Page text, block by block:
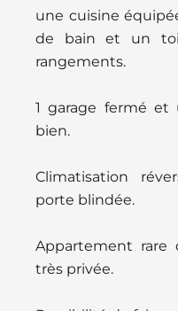
une cuisine
de bain et un
rangements.
1 garage fermé
bien.
Climatisation
porte blindée.
Appartement rare
très privée.